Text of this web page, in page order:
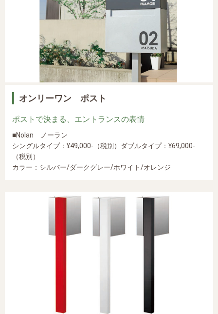
オンリーワン ポスト
ポストで決まる、エントランスの表情
■Nolan ノーラン
シングルタイプ：¥49,000-（税別）ダブルタイプ：¥69,000-
（税別）
カラー：シルバー/ダークグレー/ホワイト/オレンジ